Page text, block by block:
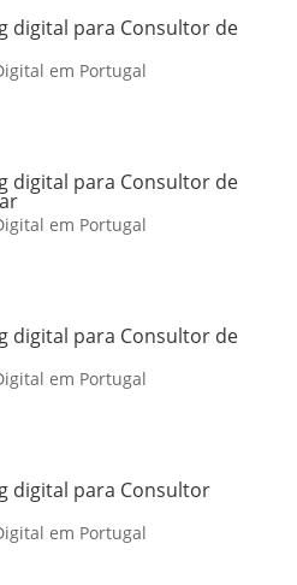
digital para Consultor de
em Portugal
digital para Consultor de
em Portugal
digital para Consultor de
em Portugal
digital para Consultor
em Portugal